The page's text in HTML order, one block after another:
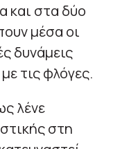
και στα δύο
μέσα οι
δυνάμεις
τις φλόγες.
λένε
στη